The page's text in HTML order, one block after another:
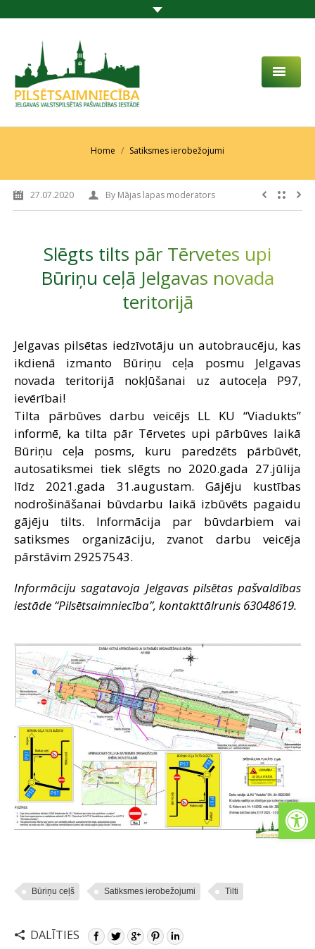
PAR MUMS
PROJEKTI
SABIEDRĪBAS LĪDZDALĪBA
KONTAKTI
Home Satiksmes ierobežojumi
27.07.2020 By Mājas lapas moderators
Slēgts tilts pār Tērvetes upi
Būriņu ceļā Jelgavas novada
teritorijā
Jelgavas pilsētas iedzīvotāju un autobraucēju, kas
ikdienā izmanto Būriņu ceļa posmu Jelgavas
novada teritorijā nokļūšanai uz autoceļa P97,
ievērībai!
Tilta pārbūves darbu veicējs LL KU “Viadukts”
informē, ka tilta pār Tērvetes upi pārbūves laikā
Būriņu ceļa posms, kuru paredzēts pārbūvēt,
autosatiksmei tiek slēgts no 2020.gada 27.jūlija
līdz 2021.gada 31.augustam. Gājēju kustības
nodrošināšanai būvdarbu laikā izbūvēts pagaidu
gājēju tilts. Informācija par būvdarbiem vai
satiksmes organizāciju, zvanot darbu veicēja
pārstāvim 29257543.
Informāciju sagatavoja Jelgavas pilsētas pašvaldības
iestāde “Pilsētsaimniecība”, kontakttālrunis 63048619.
Būriņu ceļš Satiksmes ierobežojumi Tilti
DALĪTIES